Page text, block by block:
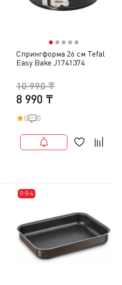
●● ● ● ●
Спрингформа 26 см Tefal
Easy Bake J1741374
8 990 ₸
10 990 ₸
0 0
0-0-4